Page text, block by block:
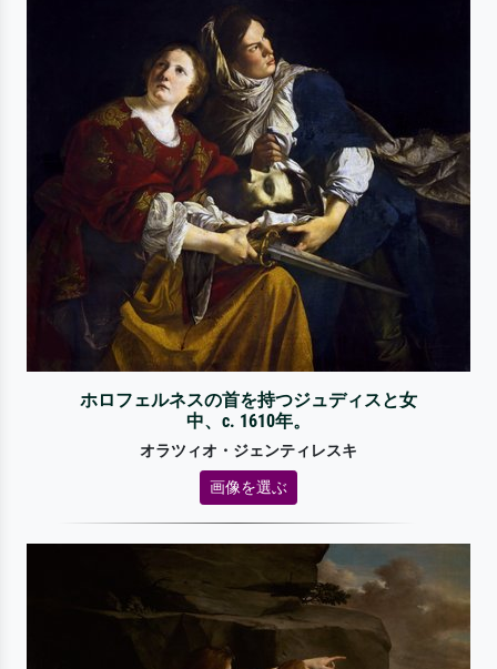
ホロフェルネスの首を持つジュディスと女
中、c. 1610年。
オラツィオ・ジェンティレスキ
画像を選ぶ